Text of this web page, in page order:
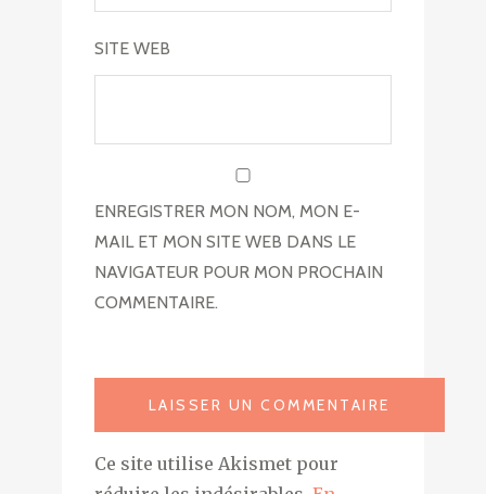
SITE WEB
ENREGISTRER MON NOM, MON E-
MAIL ET MON SITE WEB DANS LE
NAVIGATEUR POUR MON PROCHAIN
COMMENTAIRE.
Ce site utilise Akismet pour